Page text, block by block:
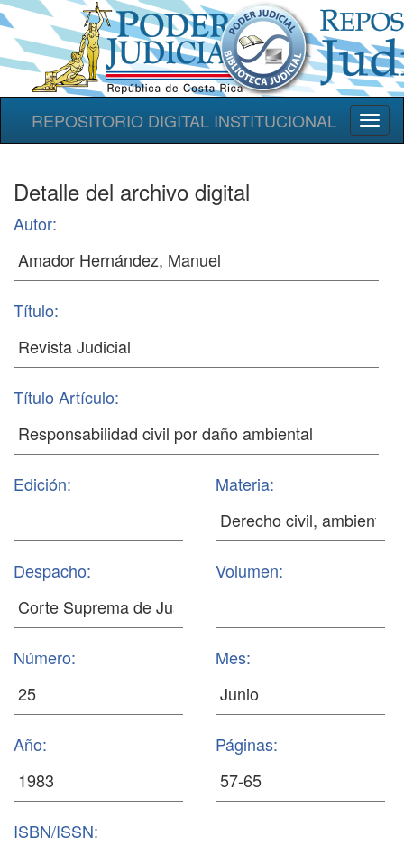
REPOSITORIO DIGITAL INSTITUCIONAL
Detalle del archivo digital
Autor:
Título:
Título Artículo:
Edición: Materia:
Despacho: Volumen:
Número: Mes:
Año: Páginas:
ISBN/ISSN: